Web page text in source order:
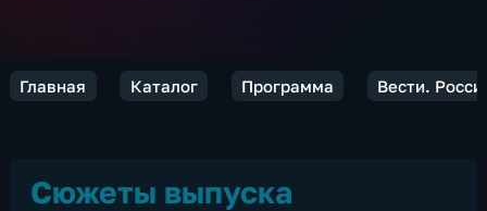
Главная Каталог Программа Вести.
Сюжеты выпуска